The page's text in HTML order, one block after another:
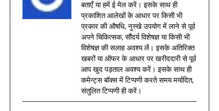
बताएँ या हमें ई मेल करें। इसके साथ ही
प्रकाशित आलेखों के आधार पर किसी भी
प्रकार की औषधि, नुस्खे उपयोग में लाने से पूर्व
अपने चिकित्सक, सौंदर्य विशेषज्ञ या किसी भी
विशेषज्ञ की सलाह अवश्य लें। इसके अतिरिक्त
खबरों या ऑफर के आधार पर खरीददारी से पूर्व
आप खुद पड़ताल अवश्य करें। इसके साथ ही
कमेन्ट्स बॉक्स में टिप्पणी करते समय मर्यादित,
संतुलित टिप्पणी ही करें।